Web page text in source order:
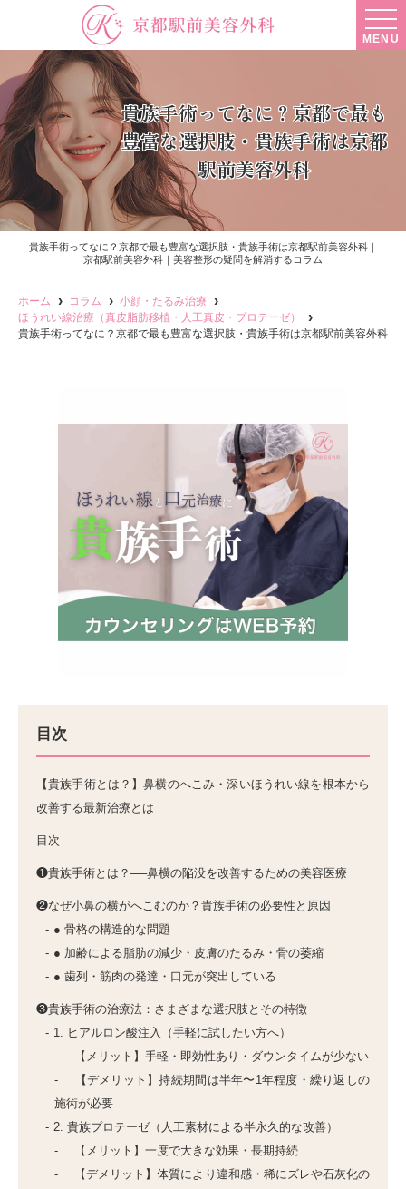
MENU
貴族手術ってなに？京都で最も
豊富な選択肢・貴族手術は京都
駅前美容外科
貴族手術ってなに？京都で最も豊富な選択肢・貴族手術は京都駅前美容外科｜
京都駅前美容外科｜美容整形の疑問を解消するコラム
ホーム コラム
小顔・たるみ治療
ほうれい線治療（真皮脂肪移植・人工真皮・プロテーゼ）
貴族手術ってなに？京都で最も豊富な選択肢・貴族手術は京都駅前美容外科
目次
【貴族手術とは？】鼻横のへこみ・深いほうれい線を根本から
改善する最新治療とは
目次
❶貴族手術とは？──鼻横の陥没を改善するための美容医療
❷なぜ小鼻の横がへこむのか？貴族手術の必要性と原因
● 骨格の構造的な問題
● 加齢による脂肪の減少・皮膚のたるみ・骨の萎縮
● 歯列・筋肉の発達・口元が突出している
❸貴族手術の治療法：さまざまな選択肢とその特徴
1. ヒアルロン酸注入（手軽に試したい方へ）
【メリット】手軽・即効性あり・ダウンタイムが少ない
【デメリット】持続期間は半年〜1年程度・繰り返しの
施術が必要
2. 貴族プロテーゼ（人工素材による半永久的な改善）
【メリット】一度で大きな効果・長期持続
【デメリット】体質により違和感・稀にズレや石灰化の